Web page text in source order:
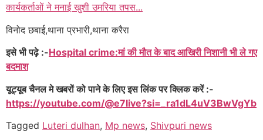
कार्यकर्ताओं ने मनाई खुशी उमरिया तपस...
विनोद छबाई,थाना प्रभारी,थाना करैरा
इसे भी पढ़े :-Hospital crime:मां की मौत के बाद आखिरी निशानी भी ले गए
बदमाश
यूट्यूब चैनल मे खबरों को पाने के लिए इस लिंक पर क्लिक करें :-
https://youtube.com/@e7live?si=_ra1dL4uV3BwVgYb
Tagged Luteri dulhan, Mp news, Shivpuri news